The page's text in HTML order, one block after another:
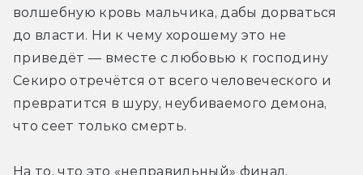
волшебную кровь мальчика, дабы дорваться
до власти. Ни к чему хорошему это не
приведёт — вместе с любовью к господину
Секиро отречётся от всего человеческого и
превратится в шуру, неубиваемого демона,
что сеет только смерть.
На то, что это «неправильный» финал,